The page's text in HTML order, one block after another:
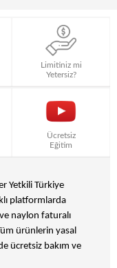
Limitiniz mi
Yetersiz?
Ücretsiz
Eğitim
Yetkili Türkiye
platformlarda
naylon faturalı
ürünlerin yasal
ücretsiz bakım ve